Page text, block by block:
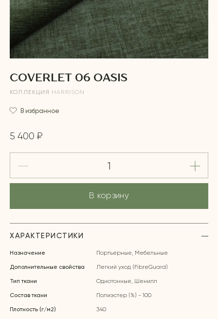
COVERLET 06 OASIS
КОЛЛЕКЦИЯ HARRISON
В избранное
5 400 ₽
В корзину
ХАРАКТЕРИСТИКИ
Назначение Портьерные, Мебельные
Дополнительные свойства Легкий уход (FibreGuard)
Тип ткани Однотонные, Шенилл
Состав ткани Полиэстер (%) - 100
Плотность (г/м2) 340